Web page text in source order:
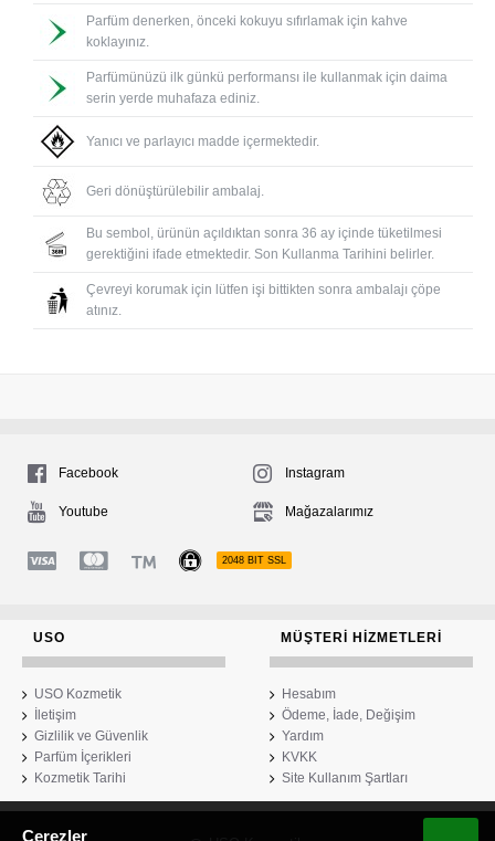
Parfüm denerken, önceki kokuyu sıfırlamak için kahve
koklayınız.
Parfümünüzü ilk günkü performansı ile kullanmak için daima
serin yerde muhafaza ediniz.
Yanıcı ve parlayıcı madde içermektedir.
Geri dönüştürülebilir ambalaj.
Bu sembol, ürünün açıldıktan sonra 36 ay içinde tüketilmesi
gerektiğini ifade etmektedir. Son Kullanma Tarihini belirler.
Çevreyi korumak için lütfen işi bittikten sonra ambalajı çöpe
atınız.
Facebook Instagram
Youtube Mağazalarımız
2048 BIT SSL
USO
USO Kozmetik
İletişim
Gizlilik ve Güvenlik
Parfüm İçerikleri
Kozmetik Tarihi
MÜŞTERI HIZMETLERI
Hesabım
Ödeme, İade, Değişim
Yardım
KVKK
Site Kullanım Şartları
Çerezler